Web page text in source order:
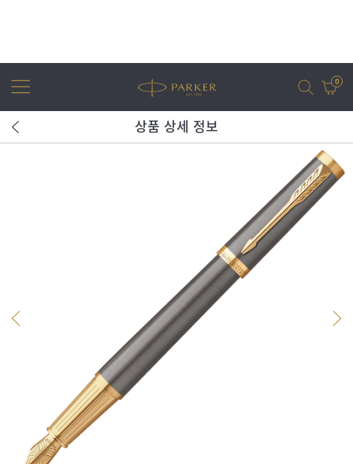
0
조터
상품 상세 정보